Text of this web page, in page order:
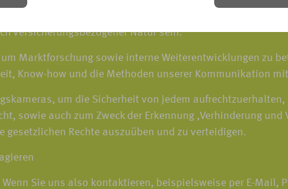
auf Sicherheitsvorfälle, Störungen oder andere ähnliche
versicherungsbezogener Natur sein.
Marktforschung sowie interne Weiterentwicklungen zu
Know-how und die Methoden unserer Kommunikation
um die Sicherheit von jedem
sowie auch zum Zweck der Erkennung ,Verhinderung
Rechte auszuüben und zu verteidigen.
Sie uns also kontaktieren, beispielsweise per E-Mail,